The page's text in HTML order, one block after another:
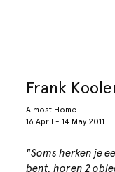
Frank
Almost Home
16 April - 14 May 2011
"Soms herken je
bent, horen 2